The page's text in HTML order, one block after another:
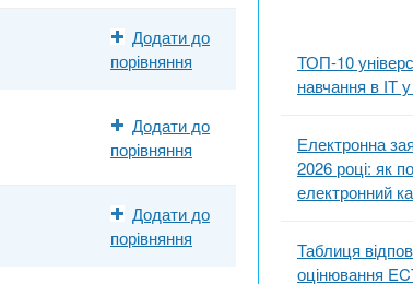
Додати до
порівняння
Додати до
порівняння
Додати до
порівняння
ТОП-10
навчання в ІТ
Електронна
2026 році: як
електронний
Таблиця
оцінювання